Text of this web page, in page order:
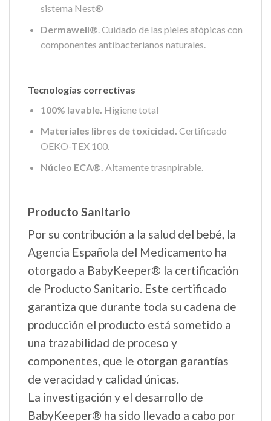
sistema Nest®
Dermawell® . Cuidado de las pieles atópicas con
componentes antibacterianos naturales.
Tecnologías correctivas
100% lavable. Higiene total
Materiales libres de toxicidad. Certificado
OEKO-TEX 100.
Núcleo ECA®. Altamente trasnpirable.
Producto Sanitario
Por su contribución a la salud del bebé, la
Agencia Española del Medicamento ha
otorgado a BabyKeeper® la certificación
de Producto Sanitario. Este certificado
garantiza que durante toda su cadena de
producción el producto está sometido a
una trazabilidad de proceso y
componentes, que le otorgan garantías
de veracidad y calidad únicas.
La investigación y el desarrollo de
BabyKeeper® ha sido llevado a cabo por